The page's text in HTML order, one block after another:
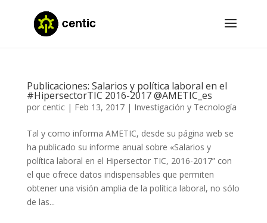
Publicaciones: Salarios y política laboral en el
#HipersectorTIC 2016-2017 @AMETIC_es
por centic| Feb 13, 2017| Investigación y Tecnología
Tal y como informa AMETIC, desde su página web se
ha publicado su informe anual sobre «Salarios y
política laboral en el Hipersector TIC, 2016-2017” con
el que ofrece datos indispensables que permiten
obtener una visión amplia de la política laboral, no sólo
de las...